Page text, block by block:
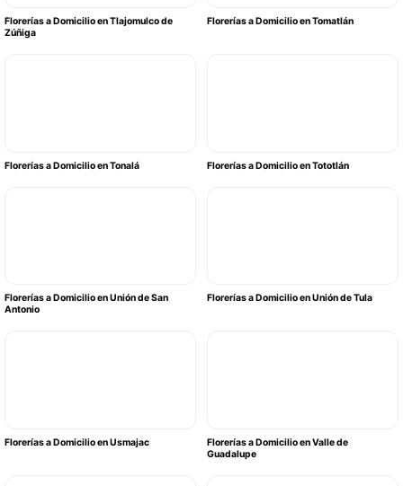
Florerías a Domicilio en Tlajomulco de
Zúñiga
Florerías a Domicilio en Tomatlán
Florerías a Domicilio en Tonalá Florerías a Domicilio en Tototlán
Florerías a Domicilio en Unión de San
Antonio
Florerías a Domicilio en Unión de Tula
Florerías a Domicilio en Usmajac
Florerías a Domicilio en Valle de
Guadalupe